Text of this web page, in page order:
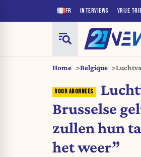
FR INTERVIEWS VRIJE
Home Belgique
Brusselse
zullen hun
het weer”